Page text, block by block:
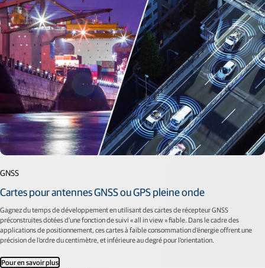
GNSS
Cartes pour antennes GNSS ou GPS pleine onde
Gagnez du temps de développement en utilisant des cartes de récepteur GNSS
préconstruites dotées d'une fonction de suivi « all in view » fiable. Dans le cadre des
applications de positionnement, ces cartes à faible consommation d'énergie offrent une
précision de l'ordre du centimètre, et inférieure au degré pour l'orientation.
Pour en savoir plus